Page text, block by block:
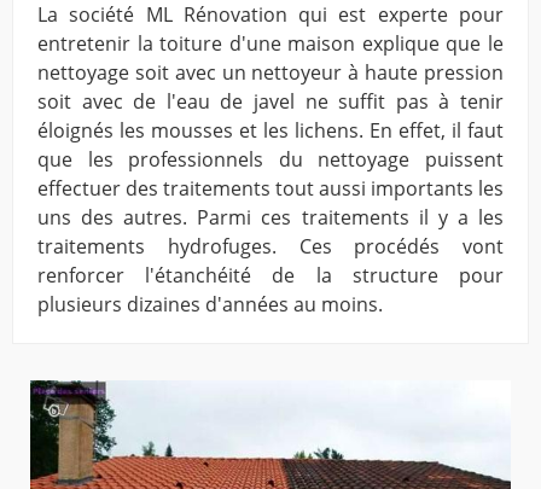
La société ML Rénovation qui est experte pour
entretenir la toiture d'une maison explique que le
nettoyage soit avec un nettoyeur à haute pression
soit avec de l'eau de javel ne suffit pas à tenir
éloignés les mousses et les lichens. En effet, il faut
que les professionnels du nettoyage puissent
effectuer des traitements tout aussi importants les
uns des autres. Parmi ces traitements il y a les
traitements hydrofuges. Ces procédés vont
renforcer l'étanchéité de la structure pour
plusieurs dizaines d'années au moins.